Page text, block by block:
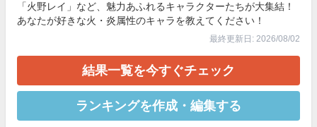
「火野レイ」など、魅力あふれるキャラクターたちが大集結！
あなたが好きな火・炎属性のキャラを教えてください！
最終更新日: 2026/08/02
結果一覧を今すぐチェック
ランキングを作成・編集する